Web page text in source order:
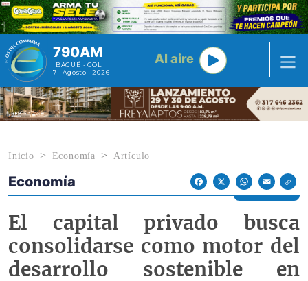
Pasar al contenido principal
790AM
IBAGUÉ - COL
7 · Agosto · 2026
Al aire
Inicio Economía Artículo
Econoticias y Eventos
Economía
FacebookX WhatsAppEmail
El capital privado busca
consolidarse como motor del
desarrollo sostenible en